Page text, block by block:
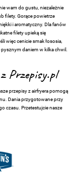
wam do gustu, niezależnie
filety. Gorące powietrze
i aromatyczny. Dla fanów
filety upieką się
więc cenicie smak łososia,
daniem w kilka chwil.
Przepisy.pl
przepisy z airfryera pomogą
Dania przygotowane przy
czasu. Przetestujcie nasze